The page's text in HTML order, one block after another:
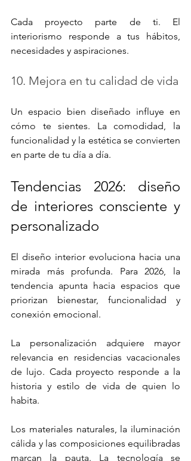
Cada proyecto parte de ti. El
interiorismo responde a tus hábitos,
necesidades y aspiraciones.
10. Mejora en tu calidad de vida
Un espacio bien diseñado influye en
cómo te sientes. La comodidad, la
funcionalidad y la estética se convierten
en parte de tu día a día.
Tendencias 2026: diseño
de interiores consciente y
personalizado
El diseño interior evoluciona hacia una
mirada más profunda. Para 2026, la
tendencia apunta hacia espacios que
priorizan bienestar, funcionalidad y
conexión emocional.
La personalización adquiere mayor
relevancia en residencias vacacionales
de lujo. Cada proyecto responde a la
historia y estilo de vida de quien lo
habita.
Los materiales naturales, la iluminación
cálida y las composiciones equilibradas
marcan la pauta. La tecnología se